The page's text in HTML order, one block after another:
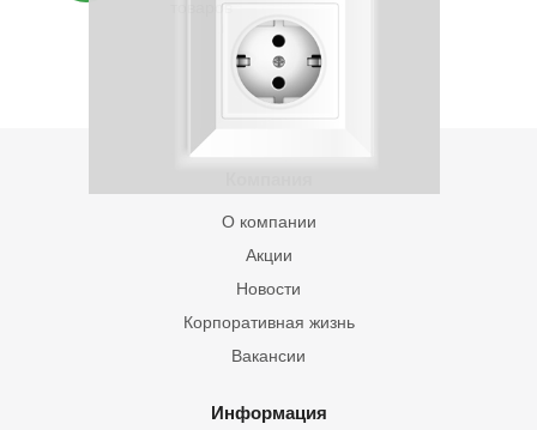
товаров
О компании
Акции
Новости
Корпоративная жизнь
Вакансии
Информация